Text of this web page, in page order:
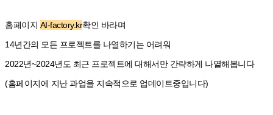
홈페이지 AI-factory.kr확인 바라며
14년간의 모든 프로젝트를 나열하기는 어려워
2022년~2024년도 최근 프로젝트에 대해서만 간략하게 나열해봅니다
(홈페이지에 지난 과업을 지속적으로 업데이트중입니다)